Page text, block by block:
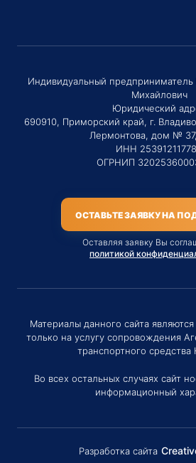
Индивидуальный предприниматель
Михайлович
Юридический
690910, Приморский край, г.
Лермонтова, дом № 37,
ИНН
ОГРНИП
ОСТАВЬТЕ ЗАЯВКУ НА
Оставляя заявку Вы
политикой
Материалы данного сайта
только на услугу сопровождения
транспортного средства
Во всех остальных случаях сайт
информационный
Разработка сайта